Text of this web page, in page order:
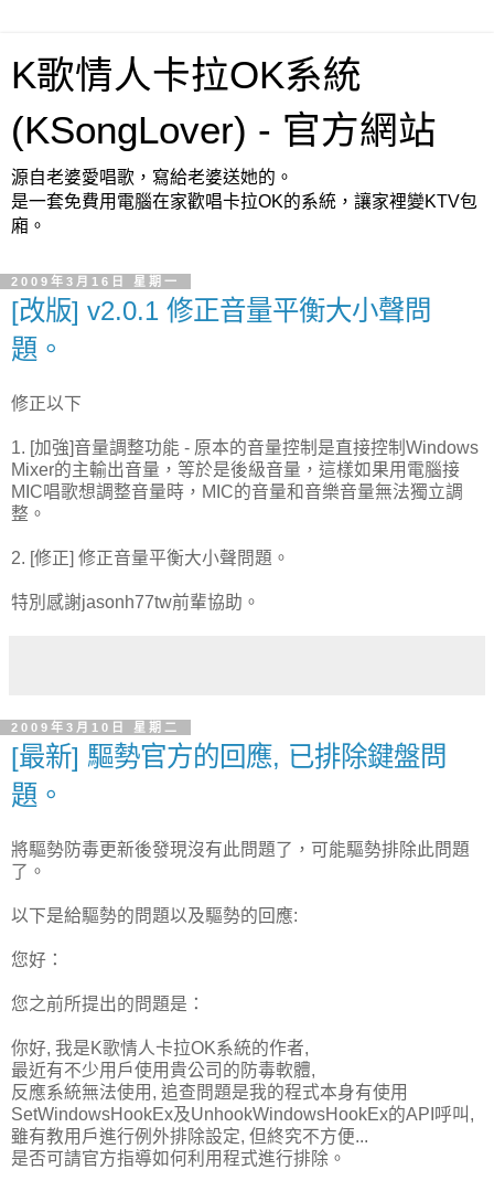
K歌情人卡拉OK系統
(KSongLover) - 官方網站
源自老婆愛唱歌，寫給老婆送她的。
是一套免費用電腦在家歡唱卡拉OK的系統，讓家裡變KTV包
廂。
2009年3月16日 星期一
[改版] v2.0.1 修正音量平衡大小聲問
題。
修正以下
1. [加強]音量調整功能 - 原本的音量控制是直接控制Windows
Mixer的主輸出音量，等於是後級音量，這樣如果用電腦接
MIC唱歌想調整音量時，MIC的音量和音樂音量無法獨立調
整。
2. [修正] 修正音量平衡大小聲問題。
特別感謝jasonh77tw前輩協助。
2009年3月10日 星期二
[最新] 驅勢官方的回應, 已排除鍵盤問
題。
將驅勢防毒更新後發現沒有此問題了，可能驅勢排除此問題
了。
以下是給驅勢的問題以及驅勢的回應:
您好：
您之前所提出的問題是：
你好, 我是K歌情人卡拉OK系統的作者,
最近有不少用戶使用貴公司的防毒軟體,
反應系統無法使用, 追查問題是我的程式本身有使用
SetWindowsHookEx及UnhookWindowsHookEx的API呼叫,
雖有教用戶進行例外排除設定, 但終究不方便...
是否可請官方指導如何利用程式進行排除。